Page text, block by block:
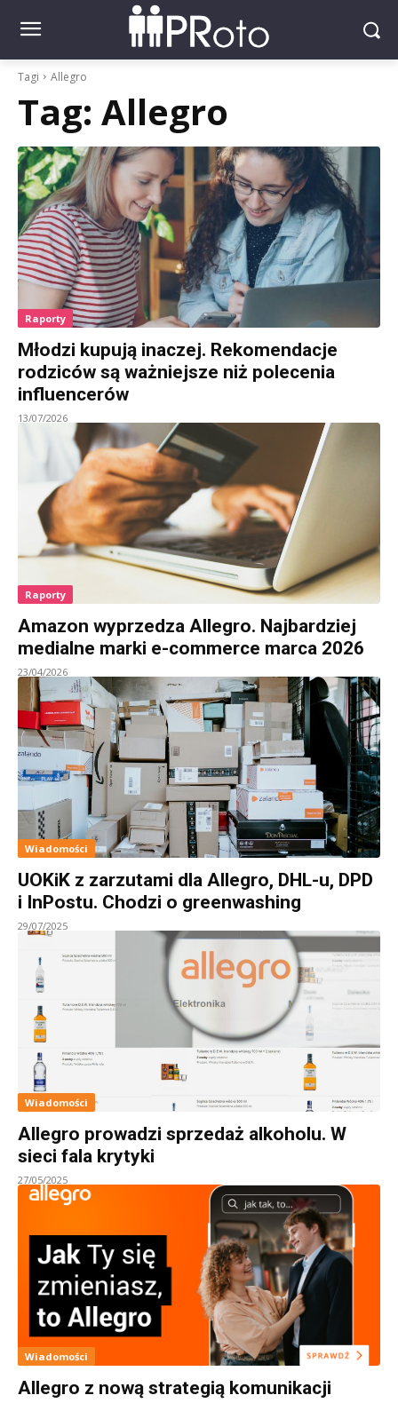
Tagi Allegro
Tag: Allegro
Raporty
Młodzi kupują inaczej. Rekomendacje
rodziców są ważniejsze niż polecenia
influencerów
13/07/2026
Raporty
Amazon wyprzedza Allegro. Najbardziej
medialne marki e-commerce marca 2026
23/04/2026
Wiadomości
UOKiK z zarzutami dla Allegro, DHL-u, DPD
i InPostu. Chodzi o greenwashing
29/07/2025
Wiadomości
Allegro prowadzi sprzedaż alkoholu. W
sieci fala krytyki
27/05/2025
Wiadomości
Allegro z nową strategią komunikacji